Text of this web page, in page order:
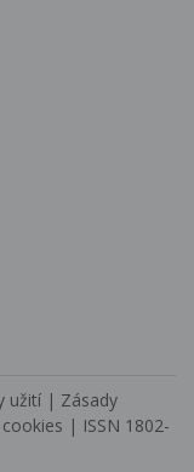
užití | Zásady
| ISSN 1802-